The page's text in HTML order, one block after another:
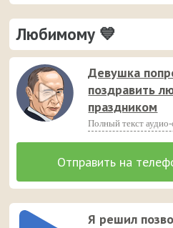
Любимому 💙
Девушка
поздравить
праздником
Полный текст
Я решил